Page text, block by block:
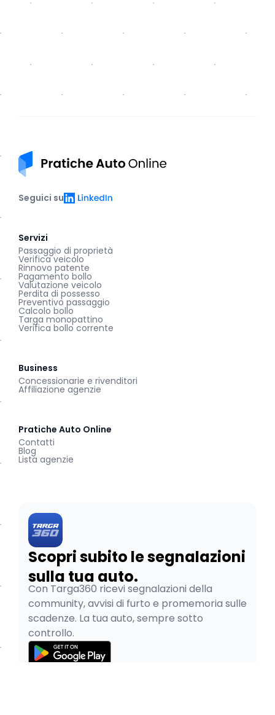
LinkedIn
Seguici su
Servizi
Passaggio di proprietà
Verifica veicolo
Rinnovo patente
Pagamento bollo
Valutazione veicolo
Perdita di possesso
Preventivo passaggio
Calcolo bollo
Targa monopattino
Verifica bollo corrente
Business
Concessionarie e rivenditori
Affiliazione agenzie
Pratiche Auto Online
Contatti
Blog
Lista agenzie
Scopri subito le segnalazioni
sulla tua auto.
Con Targa360 ricevi segnalazioni della
community, avvisi di furto e promemoria sulle
scadenze. La tua auto, sempre sotto
controllo.